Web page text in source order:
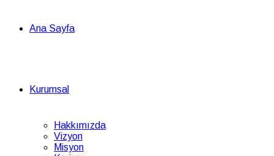
Ana Sayfa
Kurumsal
Hakkımızda
Vizyon
Misyon